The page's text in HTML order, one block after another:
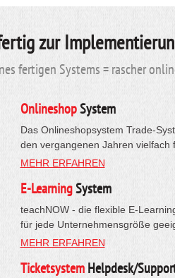
zur
fertigen Systems = rascher
OnlineshopSystem
Das Onlineshopsystem Trade-
den vergangenen Jahren vielfach
MEHR ERFAHREN
E-LearningSystem
teachNOW - die flexible E-
für jede Unternehmensgröße
MEHR ERFAHREN
TicketsystemHelpdesk/